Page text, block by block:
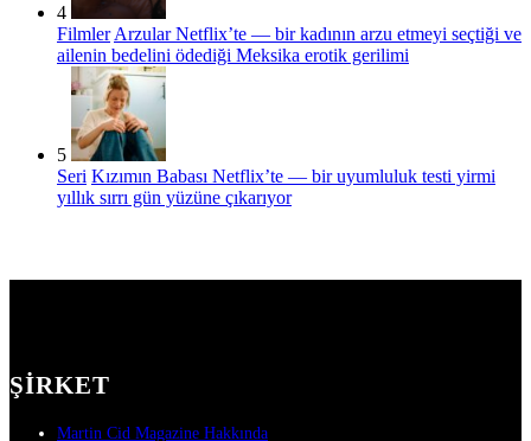
4
Filmler Arzular Netflix’te — bir kadının arzu etmeyi seçtiği ve
ailenin bedelini ödediği Meksika erotik gerilimi
5
Seri Kızımın Babası Netflix’te — bir uyumluluk testi yirmi
yıllık sırrı gün yüzüne çıkarıyor
ŞIRKET
Martin Cid Magazine Hakkında